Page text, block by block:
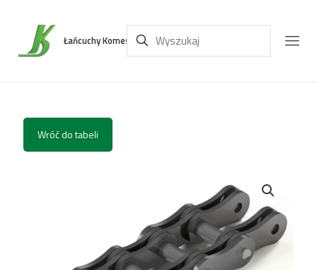
Łańcuchy Komes
Wróć do tabeli